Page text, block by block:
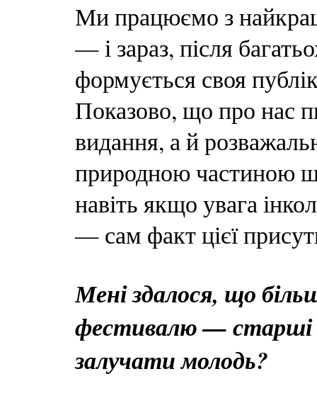
Ми працюємо з
— і зараз, після
формується своя
Показово, що про нас
видання, а й
природною частиною
навіть якщо увага
— сам факт цієї
Мені здалося, що
фестивалю — старші
залучати молодь?